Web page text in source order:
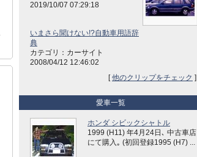
2019/10/07 07:29:18
いまさら聞けない!?自動車用語辞
典
カテゴリ：カーサイト
2008/04/12 12:46:02
[他のクリップをチェック ]
愛車一覧
ホンダ シビックシャトル
1999 (H11) 年4月24日､ 中古車店
にて購入｡ (初回登録1995 (H7) ...